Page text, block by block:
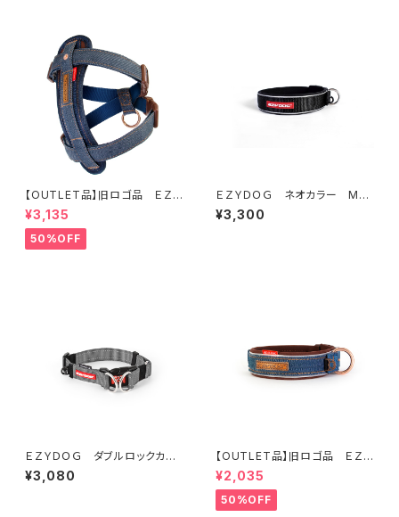
【OUTLET品】旧ロゴ品 ＥＺＹ
ＤＯＧ ハーネスＳ デニム
¥3,135
50%OFF
ＥＺＹＤＯＧ ネオカラー M
(全7色)
¥3,300
ＥＺＹＤＯＧ ダブルロックカラ
ー S (全7色)
¥3,080
【OUTLET品】旧ロゴ品 ＥＺＹ
ＤＯＧ ネオカラーＭ デニム
¥2,035
50%OFF